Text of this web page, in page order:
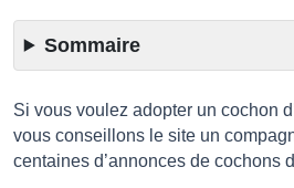
Sommaire
Si vous voulez adopter un cochon
vous conseillons le site un
centaines d’annonces de cochons